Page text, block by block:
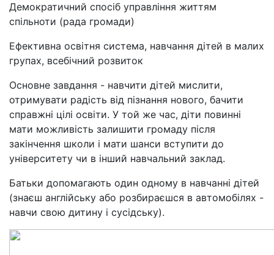
Демократичний спосіб управління життям
спільноти (рада громади)
Ефективна освітня система, навчання дітей в малих
групах, всебічний розвиток
Основне завдання - навчити дітей мислити,
отримувати радість від пізнання нового, бачити
справжні цілі освіти. У той же час, діти повинні
мати можливість залишити громаду після
закінчення школи і мати шанси вступити до
університету чи в інший навчальний заклад.
Батьки допомагають один одному в навчанні дітей
(знаєш англійську або розбираєшся в автомобілях -
навчи свою дитину і сусідську).